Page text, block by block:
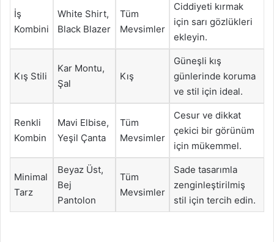
İş
Kombini
White Shirt,
Black Blazer
Tüm
Mevsimler
Ciddiyeti kırmak
için sarı gözlükleri
ekleyin.
Kış Stili
Kar Montu,
Şal
Kış
Güneşli kış
günlerinde koruma
ve stil için ideal.
Renkli
Kombin
Mavi Elbise,
Yeşil Çanta
Tüm
Mevsimler
Cesur ve dikkat
çekici bir görünüm
için mükemmel.
Minimal
Tarz
Beyaz Üst,
Bej
Pantolon
Tüm
Mevsimler
Sade tasarımla
zenginleştirilmiş
stil için tercih edin.